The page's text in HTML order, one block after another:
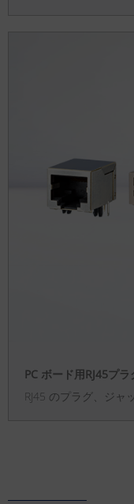
PC ボード用RJ45プ
RJ45 のプラグ、ジャ